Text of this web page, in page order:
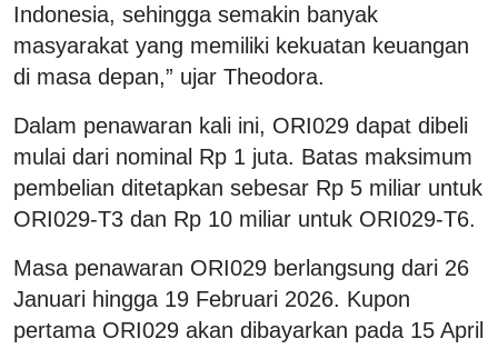
Indonesia, sehingga semakin banyak
masyarakat yang memiliki kekuatan keuangan
di masa depan,” ujar Theodora.
Dalam penawaran kali ini, ORI029 dapat dibeli
mulai dari nominal Rp 1 juta. Batas maksimum
pembelian ditetapkan sebesar Rp 5 miliar untuk
ORI029-T3 dan Rp 10 miliar untuk ORI029-T6.
Masa penawaran ORI029 berlangsung dari 26
Januari hingga 19 Februari 2026. Kupon
pertama ORI029 akan dibayarkan pada 15 April